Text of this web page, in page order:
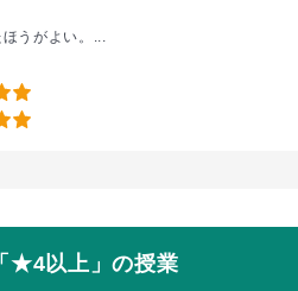
うがよい。...
★4以上」の授業